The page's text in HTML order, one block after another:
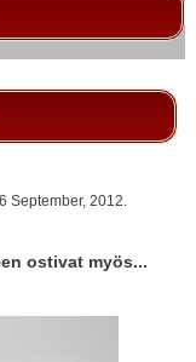
September, 2012.
ostivat myös...